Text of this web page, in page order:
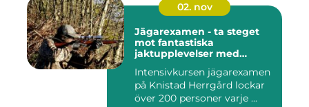
02. nov
Jägarexamen - ta steget
mot fantastiska
jaktupplevelser med
Intensivkursen jägarexamen
på Knistad Herrgård lockar
över 200 personer varje ...